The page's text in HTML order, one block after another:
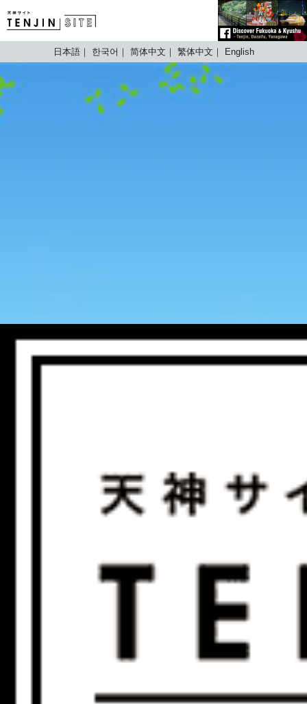
TENJIN SITE
日本語 한국어 简体中文 繁体中文 English